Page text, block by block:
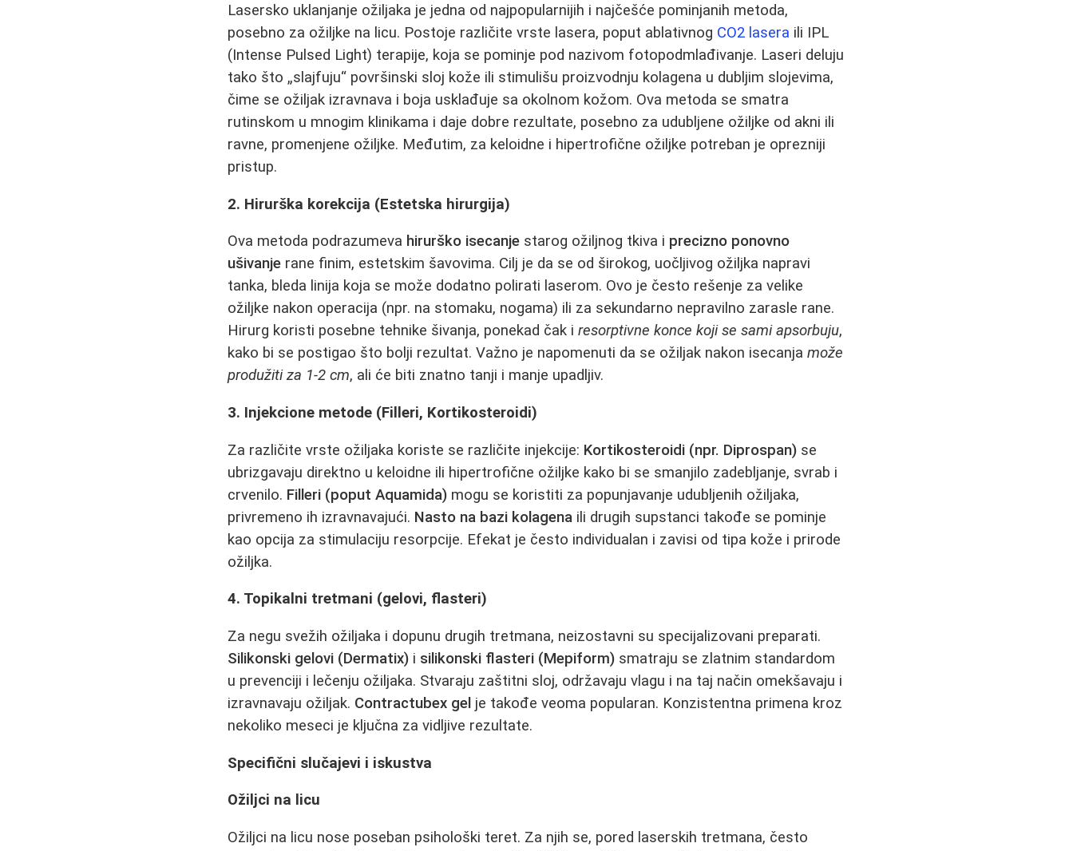
Lasersko uklanjanje ožiljaka je jedna od najpopularnijih i najčešće pominjanih metoda,
posebno za ožiljke na licu. Postoje različite vrste lasera, poput ablativnog CO2 lasera ili IPL
(Intense Pulsed Light) terapije, koja se pominje pod nazivom fotopodmlađivanje. Laseri deluju
tako što „slajfuju“ površinski sloj kože ili stimulišu proizvodnju kolagena u dubljim slojevima,
čime se ožiljak izravnava i boja usklađuje sa okolnom kožom. Ova metoda se smatra
rutinskom u mnogim klinikama i daje dobre rezultate, posebno za udubljene ožiljke od akni ili
ravne, promenjene ožiljke. Međutim, za keloidne i hipertrofične ožiljke potreban je oprezniji
pristup.
2. Hirurška korekcija (Estetska hirurgija)
Ova metoda podrazumeva hirurško isecanje starog ožiljnog tkiva i precizno ponovno
ušivanje rane finim, estetskim šavovima. Cilj je da se od širokog, uočljivog ožiljka napravi
tanka, bleda linija koja se može dodatno polirati laserom. Ovo je često rešenje za velike
ožiljke nakon operacija (npr. na stomaku, nogama) ili za sekundarno nepravilno zarasle rane.
Hirurg koristi posebne tehnike šivanja, ponekad čak iresorptivne konce koji se sami apsorbuju,
kako bi se postigao što bolji rezultat. Važno je napomenuti da se ožiljak nakon isecanjamože
produžiti za 1-2 cm, ali će biti znatno tanji i manje upadljiv.
3. Injekcione metode (Filleri, Kortikosteroidi)
Za različite vrste ožiljaka koriste se različite injekcije: Kortikosteroidi (npr. Diprospan) se
ubrizgavaju direktno u keloidne ili hipertrofične ožiljke kako bi se smanjilo zadebljanje, svrab i
crvenilo. Filleri (poput Aquamida) mogu se koristiti za popunjavanje udubljenih ožiljaka,
privremeno ih izravnavajući. Nasto na bazi kolagena ili drugih supstanci takođe se pominje
kao opcija za stimulaciju resorpcije. Efekat je često individualan i zavisi od tipa kože i prirode
ožiljka.
4. Topikalni tretmani (gelovi, flasteri)
Za negu svežih ožiljaka i dopunu drugih tretmana, neizostavni su specijalizovani preparati.
Silikonski gelovi (Dermatix) i silikonski flasteri (Mepiform) smatraju se zlatnim standardom
u prevenciji i lečenju ožiljaka. Stvaraju zaštitni sloj, održavaju vlagu i na taj način omekšavaju i
izravnavaju ožiljak. Contractubex gel je takođe veoma popularan. Konzistentna primena kroz
nekoliko meseci je ključna za vidljive rezultate.
Specifični slučajevi i iskustva
Ožiljci na licu
Ožiljci na licu nose poseban psihološki teret. Za njih se, pored laserskih tretmana, često